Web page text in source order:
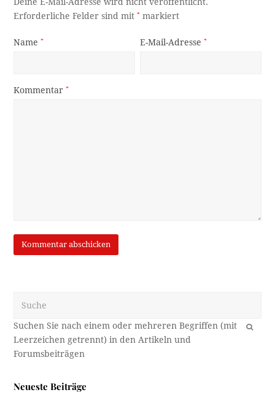
Erforderliche Felder sind mit* markiert
Name* E-Mail-Adresse*
Kommentar*
OK
Neueste Beiträge